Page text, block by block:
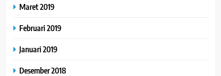
Maret 2019
Februari 2019
Januari 2019
Desember 2018